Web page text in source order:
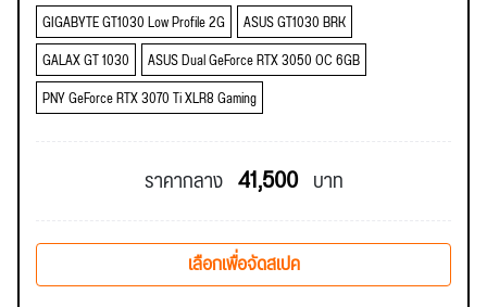
GIGABYTE GT1030 Low Profile 2G
ASUS GT1030 BRK
GALAX GT 1030
ASUS Dual GeForce RTX 3050 OC 6GB
PNY GeForce RTX 3070 Ti XLR8 Gaming
ราคากลาง 41,500 บาท
เลือกเพื่อจัดสเปค